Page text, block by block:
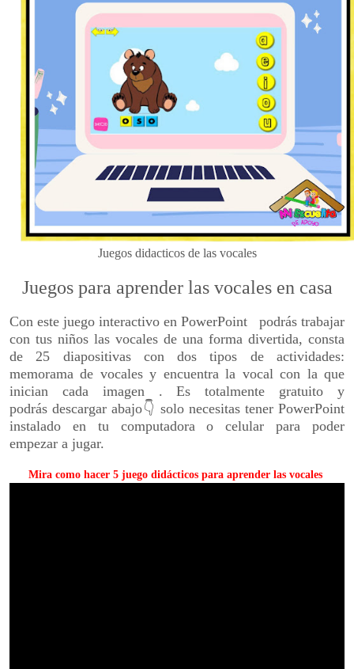
Juegos didacticos de lasvocales
Juegos para aprender las vocales en casa
Con este juego interactivo en PowerPoint podrás trabajar
con tus niños las vocales de una forma divertida, consta
de 25 diapositivas con dos tipos de actividades:
memorama de vocales y encuentra la vocal con la que
inician cada imagen . Es totalmente gratuito y
podrás descargar abajo👇 solo necesitas tener PowerPoint
instalado en tu computadora o celular para poder
empezar a jugar.
Mira como hacer 5 juego didácticos para aprender las vocales